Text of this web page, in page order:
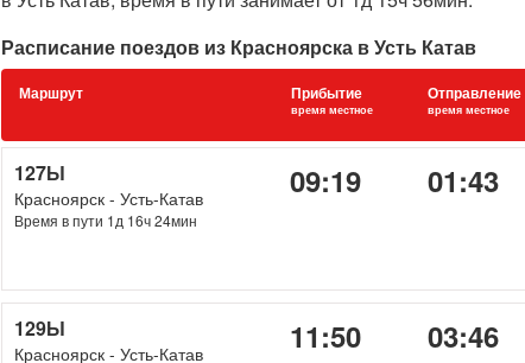
Расписание поездов из Красноярска в Усть Катав
Маршрут Прибытие
время местное
Отправление
время местное
127Ы
Красноярск - Усть-Катав
Время в пути 1д 16ч 24мин
09:19 01:43
129Ы
Красноярск - Усть-Катав 11:50 03:46